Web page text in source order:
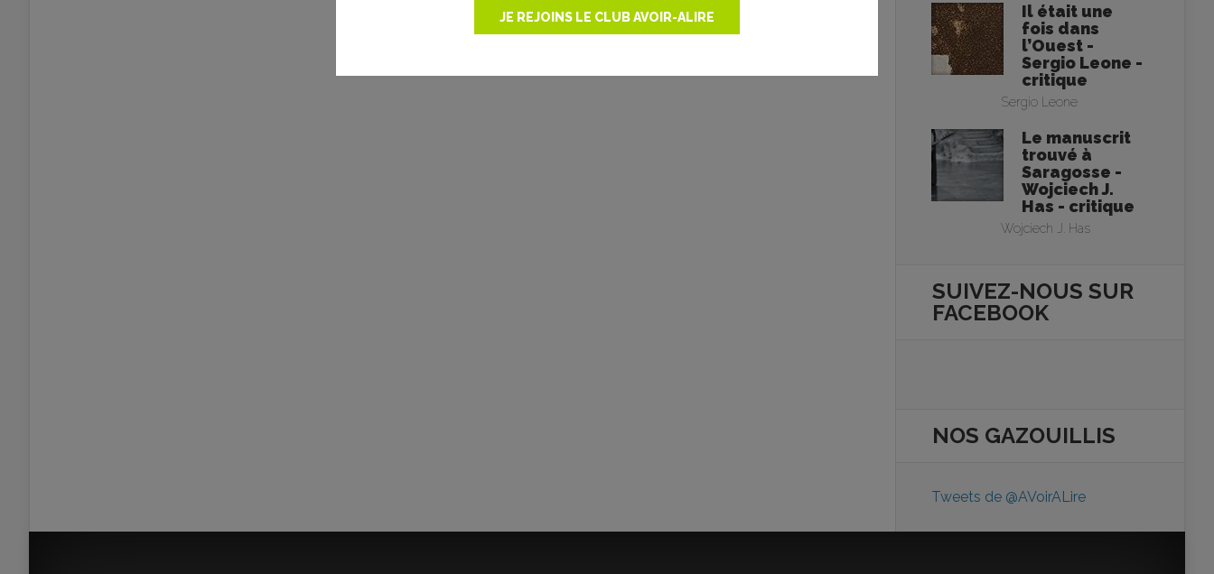
JE REJOINS LE CLUB AVOIR-ALIRE
Il était une
fois dans
l’Ouest -
Sergio Leone -
critique
Sergio Leone
Le manuscrit
trouvé à
Saragosse -
Wojciech J.
Has - critique
Wojciech J. Has
SUIVEZ-NOUS SUR
FACEBOOK
NOS GAZOUILLIS
Tweets de @AVoirALire